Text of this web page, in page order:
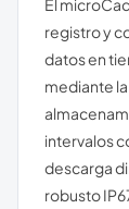
El
registro y
datos en
mediante
intervalos
descarga
robusto